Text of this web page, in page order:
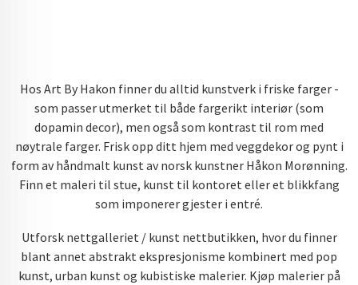
Hos Art By Hakon finner du alltid kunstverk i friske farger -
som passer utmerket til både fargerikt interiør (som
dopamin decor), men også som kontrast til rom med
nøytrale farger. Frisk opp ditt hjem med veggdekor og pynt i
form av håndmalt kunst av norsk kunstner Håkon Morønning.
Finn et maleri til stue, kunst til kontoret eller et blikkfang
som imponerer gjester i entré.
Utforsk nettgalleriet / kunst nettbutikken, hvor du finner
blant annet abstrakt ekspresjonisme kombinert med pop
kunst, urban kunst og kubistiske malerier. Kjøp malerier på